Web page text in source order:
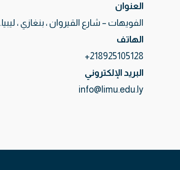
العنوان
الفويهات – شارع القيروان ، بنغازي ، ليبيا.
الهاتف
218925105128+
البريد الإلكتروني
info@limu.edu.ly